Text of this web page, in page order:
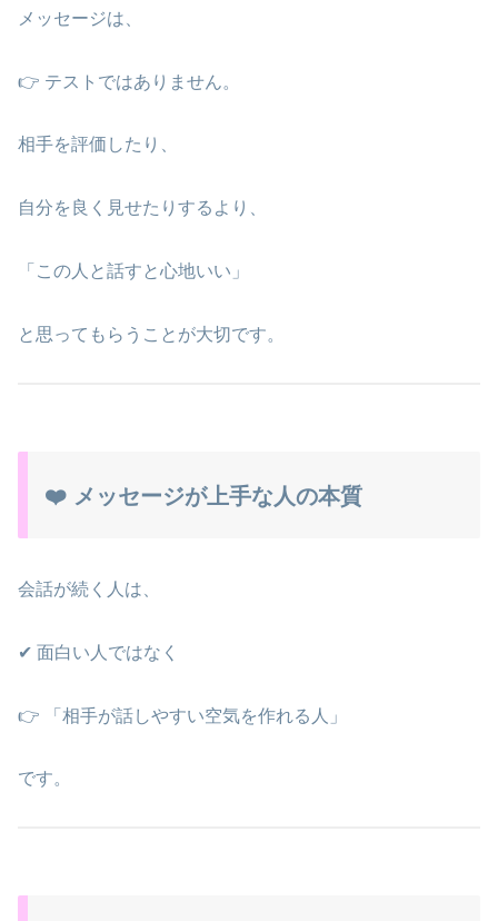
メッセージは、
👉 テストではありません。
相手を評価したり、
自分を良く見せたりするより、
「この人と話すと心地いい」
と思ってもらうことが大切です。
❤️ メッセージが上手な人の本質
会話が続く人は、
✔ 面白い人ではなく
👉 「相手が話しやすい空気を作れる人」
です。